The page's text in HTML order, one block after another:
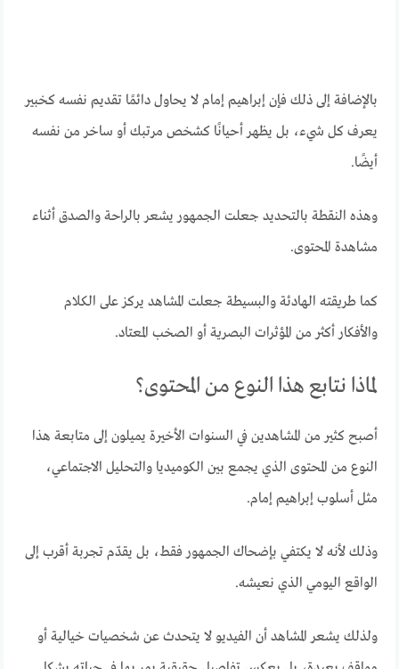
بالإضافة إلى ذلك فإن إبراهيم إمام لا يحاول دائمًا تقديم نفسه كخبير
يعرف كل شيء، بل يظهر أحيانًا كشخص مرتبك أو ساخر من نفسه
أيضًا.
وهذه النقطة بالتحديد جعلت الجمهور يشعر بالراحة والصدق أثناء
مشاهدة المحتوى.
كما طريقته الهادئة والبسيطة جعلت المشاهد يركز على الكلام
والأفكار أكثر من المؤثرات البصرية أو الصخب المعتاد.
لماذا نتابع هذا النوع من المحتوى؟
أصبح كثير من المشاهدين في السنوات الأخيرة يميلون إلى متابعة هذا
النوع من المحتوى الذي يجمع بين الكوميديا والتحليل الاجتماعي،
مثل أسلوب إبراهيم إمام.
وذلك لأنه لا يكتفي بإضحاك الجمهور فقط، بل يقدّم تجربة أقرب إلى
الواقع اليومي الذي نعيشه.
ولذلك يشعر المشاهد أن الفيديو لا يتحدث عن شخصيات خيالية أو